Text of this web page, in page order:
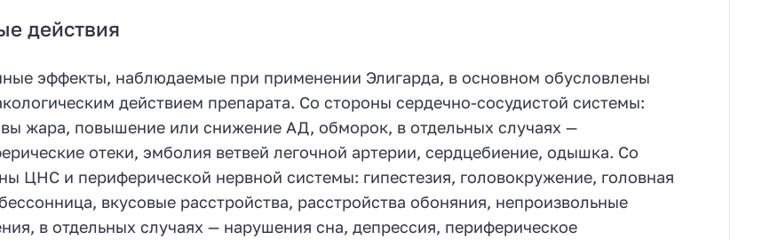
действия
эффекты, наблюдаемые при применении Элигарда, в основном обусловлены
действием препарата. Со стороны сердечно-сосудистой системы:
жара, повышение или снижение АД, обморок, в отдельных случаях —
отеки, эмболия ветвей легочной артерии, сердцебиение, одышка. Со
ЦНС и периферической нервной системы: гипестезия, головокружение, головная
вкусовые расстройства, расстройства обоняния, непроизвольные
в отдельных случаях — нарушения сна, депрессия, периферическое